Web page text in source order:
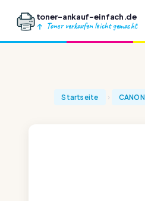
toner-ankauf-einfach.de
Toner verkaufen leicht gemacht
Startseite CANON